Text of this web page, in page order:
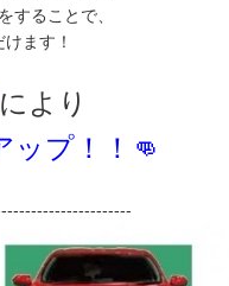
することで、
ます！
により
ップ！！👊